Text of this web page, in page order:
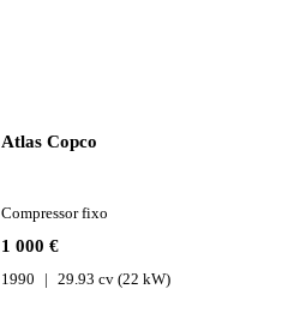
Atlas Copco
1 000 €
Compressor fixo
1990 29.93 cv (22 kW)